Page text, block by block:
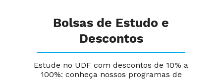
Bolsas de Estudo e
Descontos
Estude no UDF com descontos de 10% a
100%: conheça nossos programas de